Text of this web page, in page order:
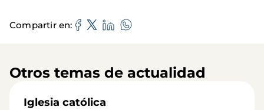
Compartir en
Otros temas de actualidad
Iglesia católica